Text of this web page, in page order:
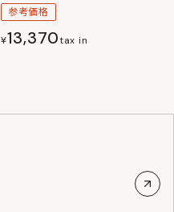
参考価格
¥13,370tax in